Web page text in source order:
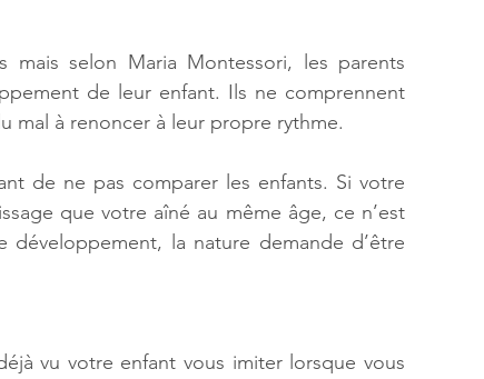
mais selon Maria Montessori, les parents
de leur enfant. Ils ne comprennent
mal à renoncer à leur propre rythme.
de ne pas comparer les enfants. Si votre
que votre aîné au même âge, ce n’est
la nature demande d’être
vu votre enfant vous imiter lorsque vous